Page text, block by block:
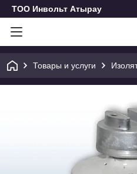
ТОО Инвольт Атырау
Товары и услуги